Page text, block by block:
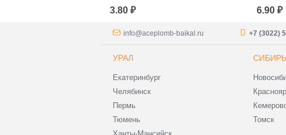
3.80 ₽ 6.90 ₽
info@aceplomb-baikal.ru +7 (3022)
УРАЛ
Екатеринбург
Челябинск
Пермь
Тюмень
СИБИРЬ
Томск